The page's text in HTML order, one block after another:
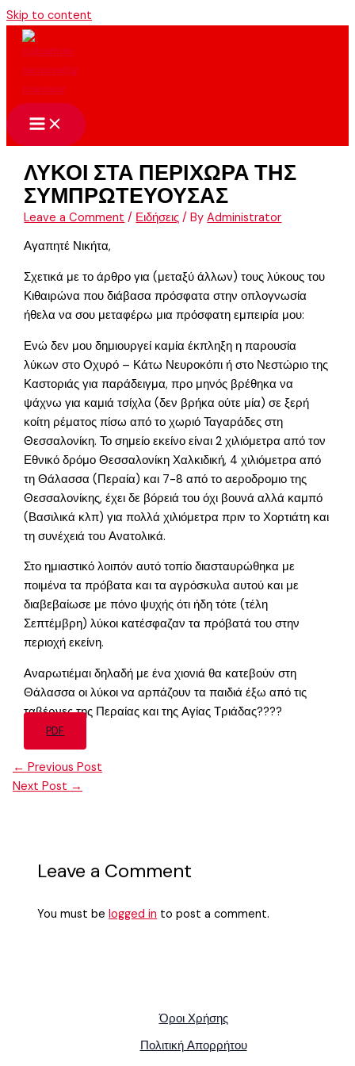
Skip to content
ΛΥΚΟΙ ΣΤΑ ΠΕΡΙΧΩΡΑ ΤΗΣ
ΣΥΜΠΡΩΤΕΥΟΥΣΑΣ
Leave a Comment / Ειδήσεις / ByAdministrator
Αγαπητέ Νικήτα,
Σχετικά με το άρθρο για (μεταξύ άλλων) τους λύκους του
Κιθαιρώνα που διάβασα πρόσφατα στην οπλογνωσία
ήθελα να σου μεταφέρω μια πρόσφατη εμπειρία μου:
Ενώ δεν μου δημιουργεί καμία έκπληξη η παρουσία
λύκων στο Οχυρό – Κάτω Νευροκόπι ή στο Νεστώριο της
Καστοριάς για παράδειγμα, προ μηνός βρέθηκα να
ψάχνω για καμιά τσίχλα (δεν βρήκα ούτε μία) σε ξερή
κοίτη ρέματος πίσω από το χωριό Ταγαράδες στη
Θεσσαλονίκη. Το σημείο εκείνο είναι 2 χιλιόμετρα από τον
Εθνικό δρόμο Θεσσαλονίκη Χαλκιδική, 4 χιλιόμετρα από
τη Θάλασσα (Περαία) και 7-8 από το αεροδρομιο της
Θεσσαλονίκης, έχει δε βόρειά του όχι βουνά αλλά καμπό
(Βασιλικά κλπ) για πολλά χιλιόμετρα πριν το Χορτιάτη και
τη συνέχειά του Ανατολικά.
Στο ημιαστικό λοιπόν αυτό τοπίο διασταυρώθηκα με
ποιμένα τα πρόβατα και τα αγρόσκυλα αυτού και με
διαβεβαίωσε με πόνο ψυχής ότι ήδη τότε (τέλη
Σεπτέμβρη) λύκοι κατέσφαζαν τα πρόβατά του στην
περιοχή εκείνη.
Αναρωτιέμαι δηλαδή με ένα χιονιά θα κατεβούν στη
Θάλασσα οι λύκοι να αρπάζουν τα παιδιά έξω από τις
ταβέρνες της Περαίας και της Αγίας Τριάδας????
PDF
← Previous Post
Next Post →
Leave a Comment
You must belogged in to post a comment.
Όροι Χρήσης
Πολιτική Απορρήτου